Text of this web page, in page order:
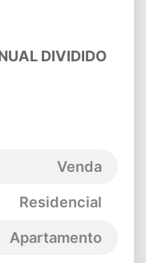
DIVIDIDO
Venda
Residencial
Apartamento